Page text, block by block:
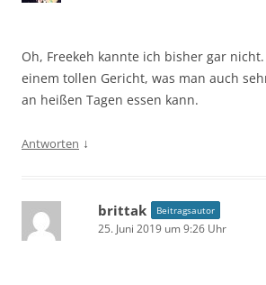
Oh, Freekeh kannte ich bisher gar
einem tollen Gericht, was man auch
an heißen Tagen essen kann.
Antworten ↓
brittak Beitragsautor
25. Juni 2019 um 9:26 Uhr